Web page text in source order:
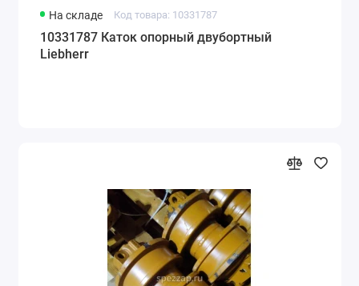
На складе Код товара: 10331787
10331787 Каток опорный двубортный
Liebherr